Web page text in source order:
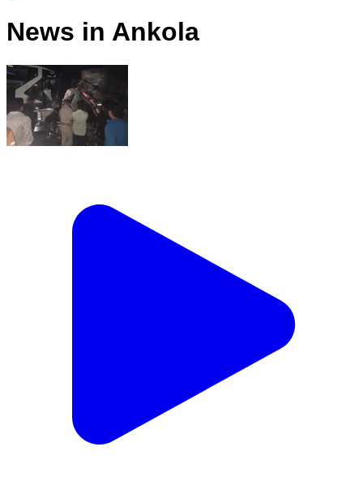
News in Ankola